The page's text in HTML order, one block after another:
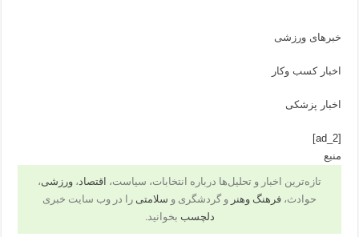
خبرهای ورزشی
اخبار کسب وکار
اخبار پزشکی
[ad_2]
منبع
تازه‌ترین اخبار و تحلیل‌ها درباره انتخابات، سیاست، اقتصاد، ورزشی،
حوادث، فرهنگ وهنر و گردشگری و سلامتی را در وب سایت خبری
دلچسب بخوانید.